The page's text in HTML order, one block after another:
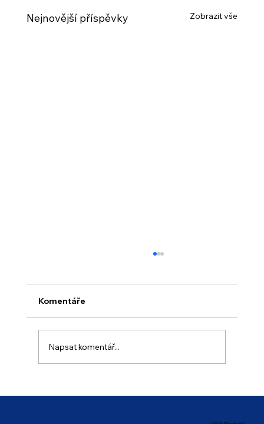
Nejnovější příspěvky Zobrazit vše
Komentáře
Napsat komentář...
© 2025 ZŠ a MŠ Brno, Křenová 21